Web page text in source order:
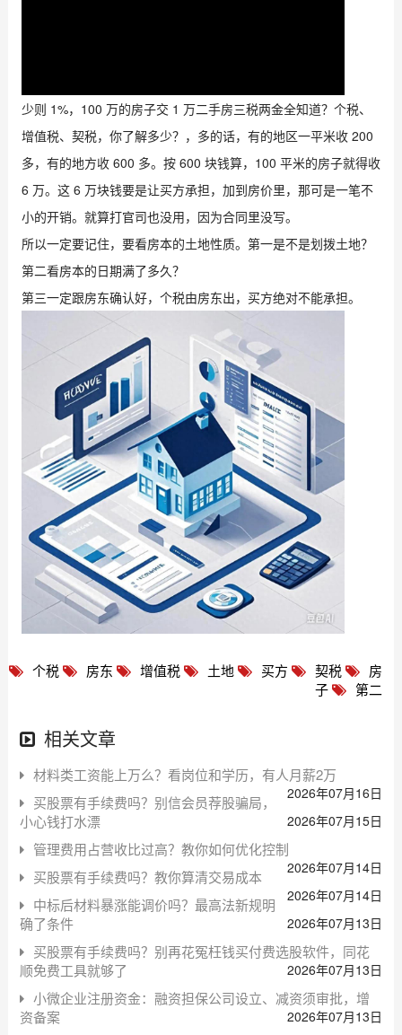
少则 1%，100 万的房子交 1 万二手房三税两金全知道？个税、
增值税、契税，你了解多少？，多的话，有的地区一平米收 200
多，有的地方收 600 多。按 600 块钱算，100 平米的房子就得收
6 万。这 6 万块钱要是让买方承担，加到房价里，那可是一笔不
小的开销。就算打官司也没用，因为合同里没写。
所以一定要记住，要看房本的土地性质。第一是不是划拨土地？
第二看房本的日期满了多久？
第三一定跟房东确认好，个税由房东出，买方绝对不能承担。
个税 房东 增值税 土地 买方 契税
房
子
第二
相关文章
材料类工资能上万么？看岗位和学历，有人月薪2万
2026年07月16日
买股票有手续费吗？别信会员荐股骗局，
小心钱打水漂
2026年07月15日
管理费用占营收比过高？教你如何优化控制
2026年07月14日
买股票有手续费吗？教你算清交易成本
2026年07月14日
中标后材料暴涨能调价吗？最高法新规明
确了条件
2026年07月13日
买股票有手续费吗？别再花冤枉钱买付费选股软件，同花
顺免费工具就够了
2026年07月13日
小微企业注册资金：融资担保公司设立、减资须审批，增
资备案
2026年07月13日